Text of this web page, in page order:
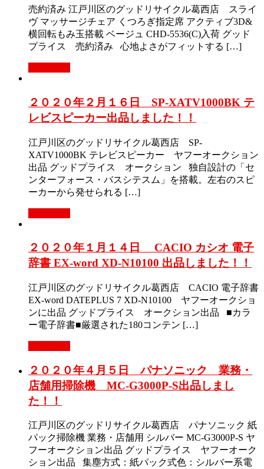
売約済み 江戸川区のグッドリサイクル葛西店 スライ
ヴ マッサージチェア くつろぎ指定席 アクティブ3D&
横回転もみ玉搭載 ベージュ CHD-5536(C)入荷 グッド
プライス 売約済み 心地よさがフィットする […]
２０２０年２月１６日 SP-XATV1000BK テ
レビスピーカー出品しました！！
江戸川区のグッドリサイクル葛西店 SP-
XATV1000BK テレビスピーカー ヤフーオークション
出品 グッドプライス オークション 独自設計の「セ
ンターフォース・バスシテスム」を搭載。左右のスピ
ーカーから発せられる […]
２０２０年１月１４日 CACIO カシオ 電子
辞書 EX-word XD-N10100 出品しました！！
江戸川区のグッドリサイクル葛西店 CACIO 電子辞書
EX-word DATEPLUS 7 XD-N10100 ヤフーオークショ
ンに出品 グッドプライス オークション出品 ■カラ
ー電子辞書■厳選された180コンテン […]
２０２０年４月５日 パナソニック 業務・
店舗用掃除機 MC-G3000P-S出品しまし
た！！
江戸川区のグッドリサイクル葛西店 パナソニック 紙
パック掃除機 業務・店舗用 シルバー MC-G3000P-S ヤ
フーオークション出品 グッドプライス ヤフーオーク
ション出品 集塵方式：紙パック式色：シルバー系電